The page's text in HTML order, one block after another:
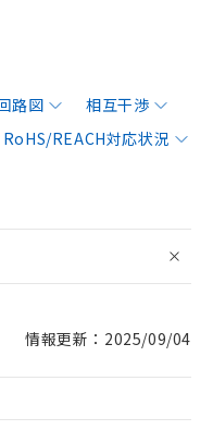
路図
相互干渉
RoHS/REACH対応状況
情報更新：2025/09/04